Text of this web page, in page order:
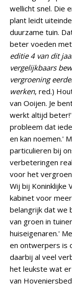
wellicht snel. Die
plant leidt
duurzame tuin.
beter voeden
editie 4 van dit
vergelijkbaars
vergroening
werken, red.)
van Ooijen. Je
werkt altijd
probleem dat
en kan noemen.'
particulieren bij
verbeteringen
voor het
Wij bij Koninklijke
kabinet voor
belangrijk dat we
van groen in
huiseigenaren.'
en ontwerpers is
daarbij al veel
het leukste wat
van